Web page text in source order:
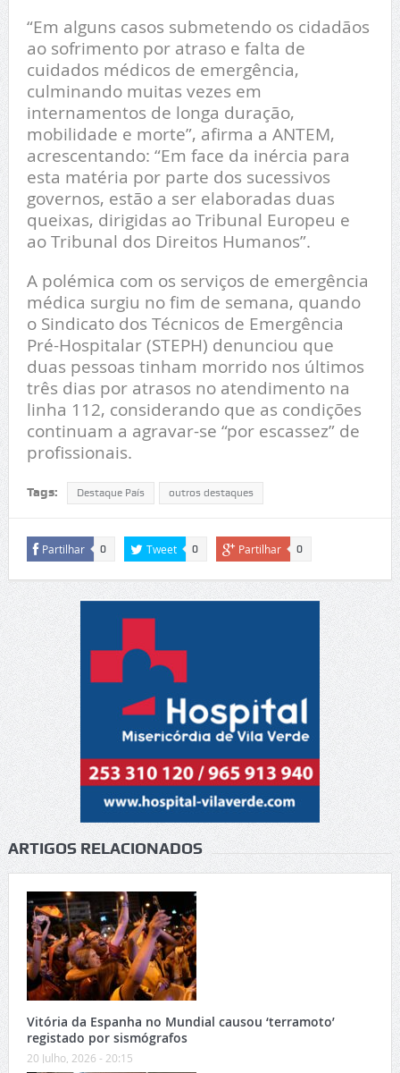
“Em alguns casos submetendo os cidadãos
ao sofrimento por atraso e falta de
cuidados médicos de emergência,
culminando muitas vezes em
internamentos de longa duração,
mobilidade e morte”, afirma a ANTEM,
acrescentando: “Em face da inércia para
esta matéria por parte dos sucessivos
governos, estão a ser elaboradas duas
queixas, dirigidas ao Tribunal Europeu e
ao Tribunal dos Direitos Humanos”.
A polémica com os serviços de emergência
médica surgiu no fim de semana, quando
o Sindicato dos Técnicos de Emergência
Pré-Hospitalar (STEPH) denunciou que
duas pessoas tinham morrido nos últimos
três dias por atrasos no atendimento na
linha 112, considerando que as condições
continuam a agravar-se “por escassez” de
profissionais.
Tags: Destaque País outros destaques
Partilhar 0 Tweet 0 Partilhar 0
ARTIGOS RELACIONADOS
Vitória da Espanha no Mundial causou ‘terramoto’
registado por sismógrafos
20 Julho, 2026 - 20:15